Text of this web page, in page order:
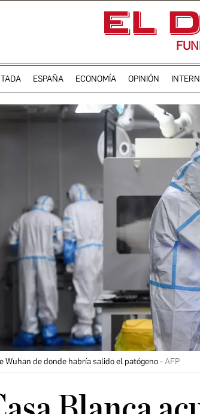
ESPAÑA ECONOMÍA OPINIÓN
Wuhan de donde habría salido el patógeno AFP